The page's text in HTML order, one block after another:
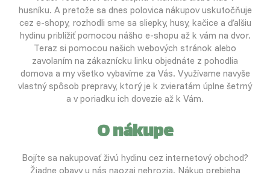
husníku. A pretože sa dnes polovica nákupov uskutočňuje
cez e-shopy, rozhodli sme sa sliepky, husy, kačice a ďalšiu
hydinu priblížiť pomocou nášho e-shopu až k vám na dvor.
Teraz si pomocou našich webových stránok alebo
zavolaním na zákaznícku linku objednáte z pohodlia
domova a my všetko vybavíme za Vás. Využívame navyše
vlastný spôsob prepravy, ktorý je k zvieratám úplne šetrný
a v poriadku ich dovezie až k Vám.
O nákupe
Bojíte sa nakupovať živú hydinu cez internetový obchod?
Žiadne obavy u nás naozaj nehrozia. Nákup prebieha